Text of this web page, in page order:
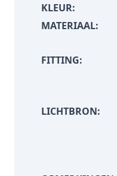
KLEUR:
MATERIAAL:
FITTING:
LICHTBRON: